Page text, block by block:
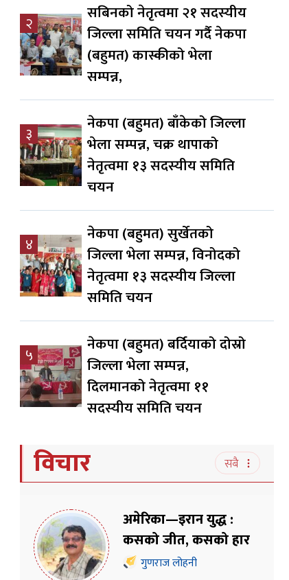
२
सबिनको नेतृत्वमा २१ सदस्यीय
जिल्ला समिति चयन गर्दै नेकपा
(बहुमत) कास्कीको भेला
सम्पन्न,
३
नेकपा (बहुमत) बाँकेको जिल्ला
भेला सम्पन्न, चक्र थापाको
नेतृत्वमा १३ सदस्यीय समिति
चयन
४
नेकपा (बहुमत) सुर्खेतको
जिल्ला भेला सम्पन्न, विनोदको
नेतृत्वमा १३ सदस्यीय जिल्ला
समिति चयन
५
नेकपा (बहुमत) बर्दियाको दोस्रो
जिल्ला भेला सम्पन्न,
दिलमानको नेतृत्वमा ११
सदस्यीय समिति चयन
विचार सबै
अमेरिका—इरान युद्ध :
कसको जीत, कसको हार
गुणराज लोहनी